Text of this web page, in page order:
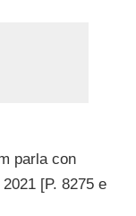
parla con
[P. 8275 e